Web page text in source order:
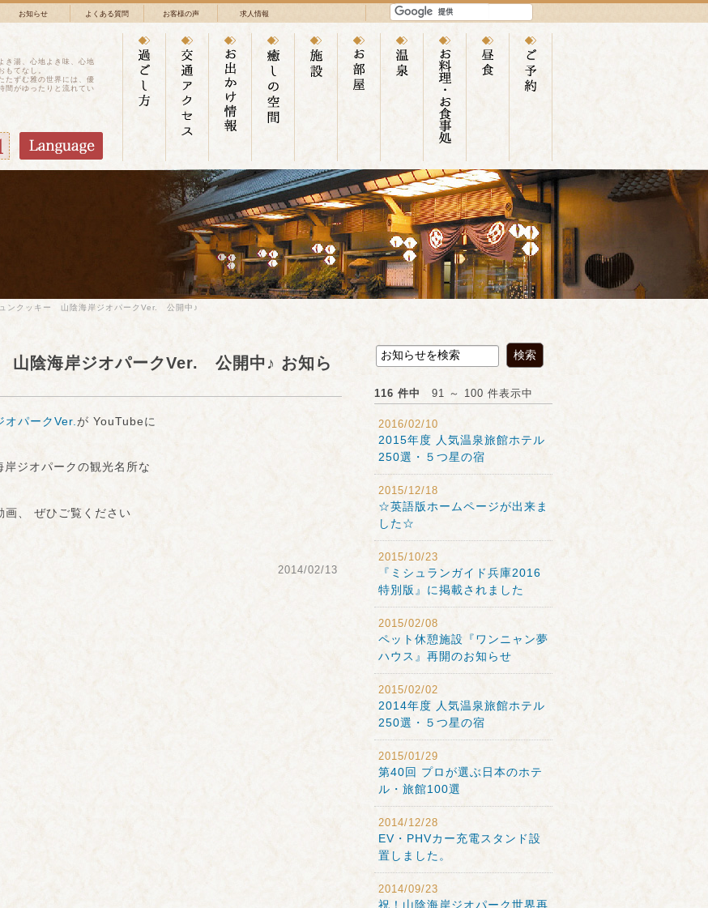
お知らせ よくある質問 お客様の声 求人情報
き湯、心地よき味、心地
もてなし。
たずむ雅の世界には、優
間がゆったりと流れてい
ンクッキー 山陰海岸ジオパークVer. 公開中♪
山陰海岸ジオパークVer. 公開中♪ お知ら
パークVer. が YouTubeに
ジオパークの観光名所な
画、 ぜひご覧ください
2014/02/13
116 件中 91 ～ 100 件表示中
2016/02/10
2015年度 人気温泉旅館ホテル
250選・５つ星の宿
2015/12/18
☆英語版ホームページが出来ま
した☆
2015/10/23
『ミシュランガイド兵庫2016
特別版』に掲載されました
2015/02/08
ペット休憩施設『ワンニャン夢
ハウス』再開のお知らせ
2015/02/02
2014年度 人気温泉旅館ホテル
250選・５つ星の宿
2015/01/29
第40回 プロが選ぶ日本のホテ
ル・旅館100選
2014/12/28
EV・PHVカー充電スタンド設
置しました。
2014/09/23
祝！山陰海岸ジオパーク世界再